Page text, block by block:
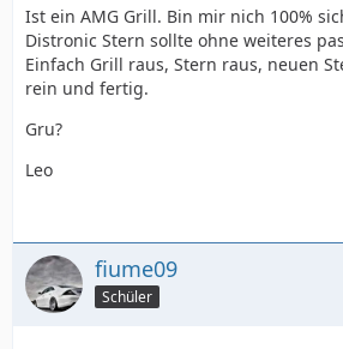
Ist ein AMG Grill. Bin mir nich 100%
Distronic Stern sollte ohne weiteres
Einfach Grill raus, Stern raus, neuen
rein und fertig.
Gru?
Leo
fiume09
Schüler